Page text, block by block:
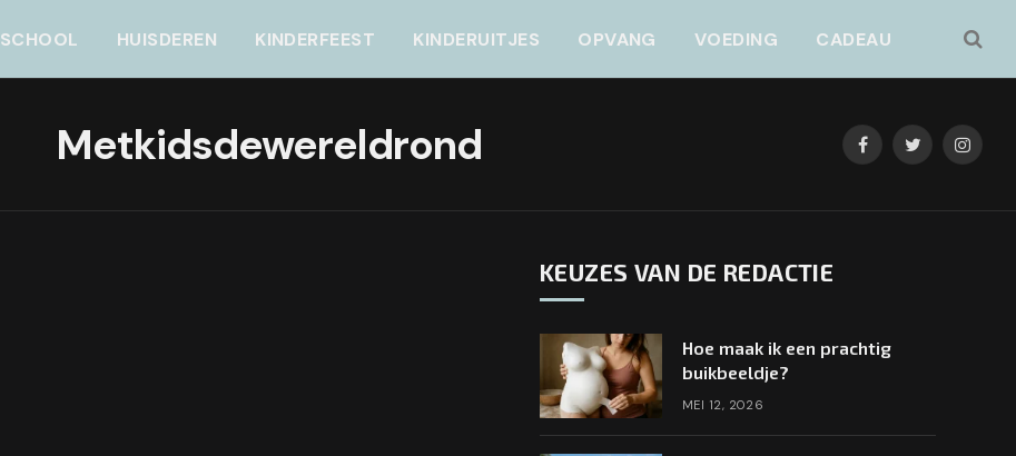
SCHOOL HUISDEREN KINDERFEEST KINDERUITJES OPVANG VOEDING CADEAU
Metkidsdewereldrond FacebookTwitter
KEUZES VAN DE REDACTIE
Hoe maak ik een prachtig
buikbeeldje?
MEI 12, 2026